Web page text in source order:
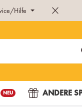
Hilfe
NEU ANDERE